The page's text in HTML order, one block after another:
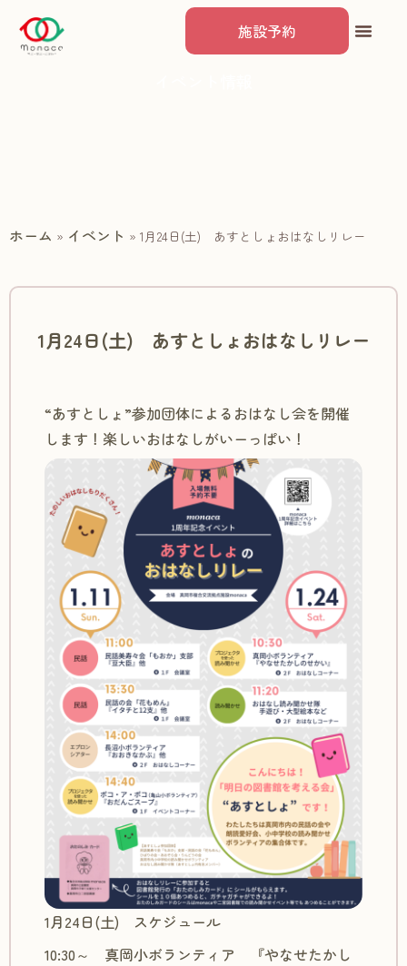
施設予約
ホーム » イベント » 1月24日(土) あすとしょおはなしリレー
1月24日(土) あすとしょおはなしリレー
“あすとしょ”参加団体によるおはなし会を開催
します！楽しいおはなしがいーっぱい！
1月24日(土) スケジュール
10:30～ 真岡小ボランティア 『やなせたかし